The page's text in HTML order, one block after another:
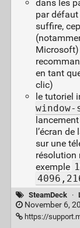
dans les
par défaut
suffire,
Microsoft)
en tant
clic)
le tutoriel
l’écran
sur une
résolution
exemple
SteamDeck ·
November 6,
https://support.microsoft.com/fr-fr/